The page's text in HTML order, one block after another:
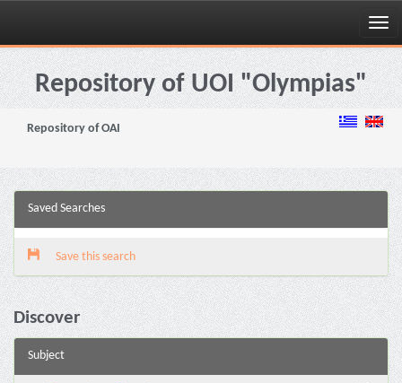
Skip
navigationRepository of UOI "Olympias"
Repository of OAI
Saved Searches
Save this search
Discover
Subject